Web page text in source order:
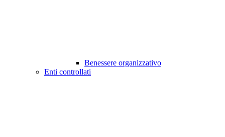
Benessere organizzativo
Enti controllati